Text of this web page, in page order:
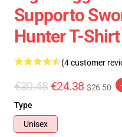
Supporto
Hunter T-Shirt
(4 customer
€30.48 €24.38 $26.50
Type
Unisex